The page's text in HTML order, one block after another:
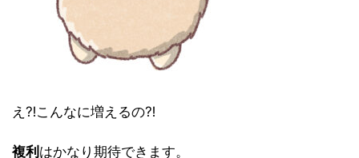
え⁈こんなに増えるの⁈
複利 はかなり期待できます。